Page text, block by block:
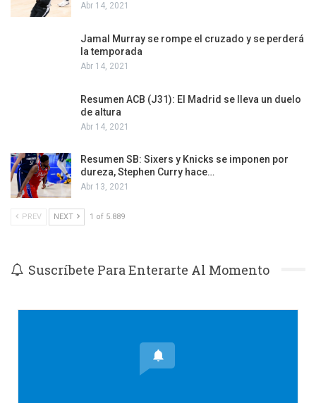
Abr 14, 2021
Jamal Murray se rompe el cruzado y se perderá
la temporada
Abr 14, 2021
Resumen ACB (J31): El Madrid se lleva un duelo
de altura
Abr 14, 2021
Resumen SB: Sixers y Knicks se imponen por
dureza, Stephen Curry hace…
Abr 13, 2021
PREV NEXT 1 of 5.889
Suscríbete Para Enterarte Al Momento